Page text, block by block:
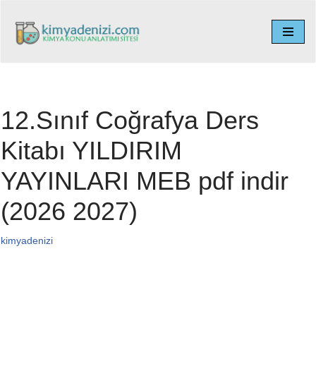
İçeriğe
12.Sınıf Coğrafya Ders
Kitabı YILDIRIM
YAYINLARI MEB pdf indir
(2026 2027)
kimyadenizi